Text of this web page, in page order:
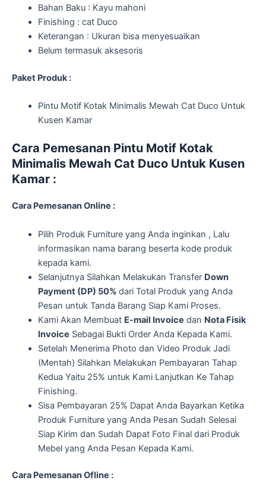
Bahan Baku : Kayu mahoni
Finishing : cat Duco
Keterangan : Ukuran bisa menyesuaikan
Belum termasuk aksesoris
Paket Produk :
Pintu Motif Kotak Minimalis Mewah Cat Duco Untuk
Kusen Kamar
Cara Pemesanan Pintu Motif Kotak
Minimalis Mewah Cat Duco Untuk Kusen
Kamar :
Cara Pemesanan Online :
Pilih Produk Furniture yang Anda inginkan , Lalu
informasikan nama barang beserta kode produk
kepada kami.
Selanjutnya Silahkan Melakukan Transfer Down
Payment (DP) 50% dari Total Produk yang Anda
Pesan untuk Tanda Barang Siap Kami Proses.
Kami Akan Membuat E-mail Invoice dan Nota Fisik
Invoice Sebagai Bukti Order Anda Kepada Kami.
Setelah Menerima Photo dan Video Produk Jadi
(Mentah) Silahkan Melakukan Pembayaran Tahap
Kedua Yaitu 25% untuk Kami Lanjutkan Ke Tahap
Finishing.
Sisa Pembayaran 25% Dapat Anda Bayarkan Ketika
Produk Furniture yang Anda Pesan Sudah Selesai
Siap Kirim dan Sudah Dapat Foto Final dari Produk
Mebel yang Anda Pesan Kepada Kami.
Cara Pemesanan Ofline :